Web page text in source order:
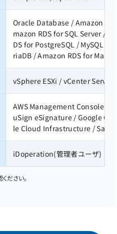
Oracle Database / Amazon
mazon RDS for SQL Server /
DS for PostgreSQL / MySQL /
riaDB / Amazon RDS for
vSphere ESXi / vCenter
AWS Management
uSign eSignature / Google
le Cloud Infrastructure /
iDoperation(管理者ユーザ)
ださい。